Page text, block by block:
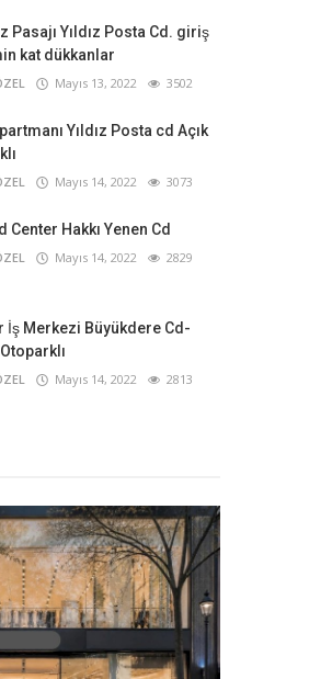
Pasajı Yıldız Posta Cd. giriş
kat dükkanlar
Mayıs 13, 2022 3502
Yıldız Posta cd Açık
Mayıs 14, 2022 3073
Center Hakkı Yenen Cd
Mayıs 14, 2022 2829
İş Merkezi Büyükdere Cd-
Mayıs 14, 2022 2813